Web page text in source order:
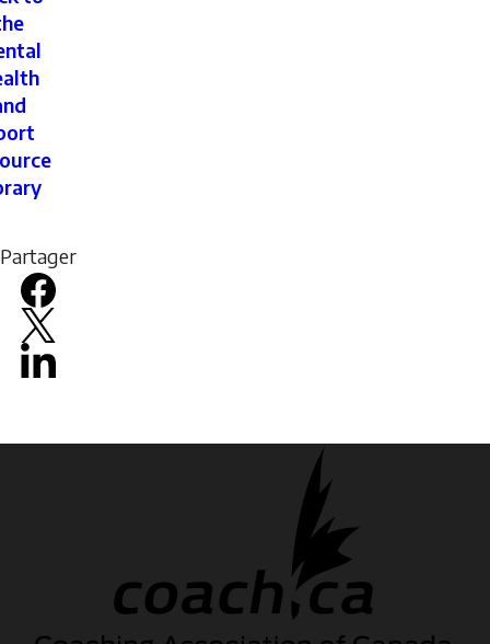
Partager
Facebook
X
LinkedIn
icon